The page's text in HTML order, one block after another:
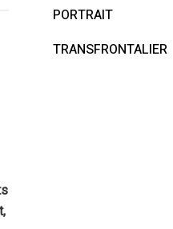
PORTRAIT
TRANSFRONTALIER